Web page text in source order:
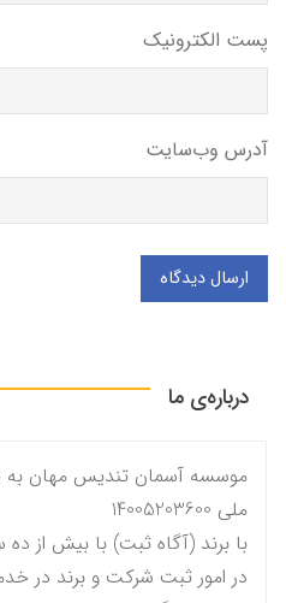
پست الکترونیک
آدرس وب‌سایت
ارسال دیدگاه
درباره‌ی ما
ملی 14005203600
با برند (آگاه ثبت) با بیش از
در امور ثبت شرکت و برند در